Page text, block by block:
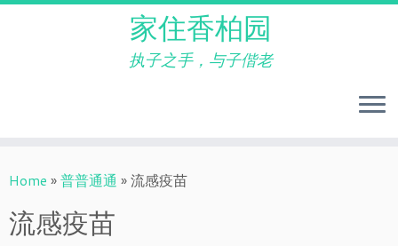
to
家住香柏园
执子之手，与子偕老
Home »普普通通 »流感疫苗
流感疫苗